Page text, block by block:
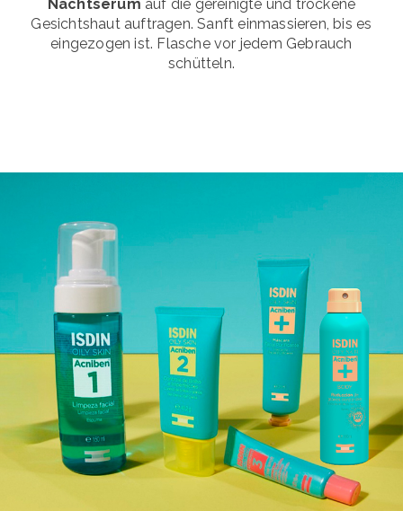
Nachtserum auf die gereinigte und trockene
Gesichtshaut auftragen. Sanft einmassieren, bis es
eingezogen ist. Flasche vor jedem Gebrauch
schütteln.